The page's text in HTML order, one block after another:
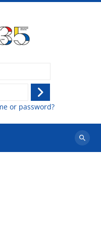
Log
in
or password?
Search